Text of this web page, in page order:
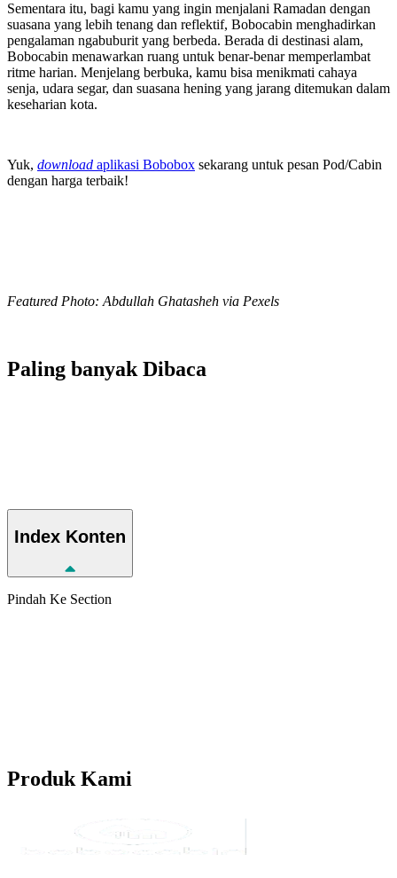
Sementara itu, bagi kamu yang ingin menjalani Ramadan dengan
suasana yang lebih tenang dan reflektif, Bobocabin menghadirkan
pengalaman ngabuburit yang berbeda. Berada di destinasi alam,
Bobocabin menawarkan ruang untuk benar-benar memperlambat
ritme harian. Menjelang berbuka, kamu bisa menikmati cahaya
senja, udara segar, dan suasana hening yang jarang ditemukan dalam
keseharian kota.
Yuk, download aplikasi Bobobox sekarang untuk pesan Pod/Cabin
dengan harga terbaik!
Featured Photo: Abdullah Ghatasheh via Pexels
Paling banyakDibaca
Index Konten
Pindah Ke Section
ProdukKami